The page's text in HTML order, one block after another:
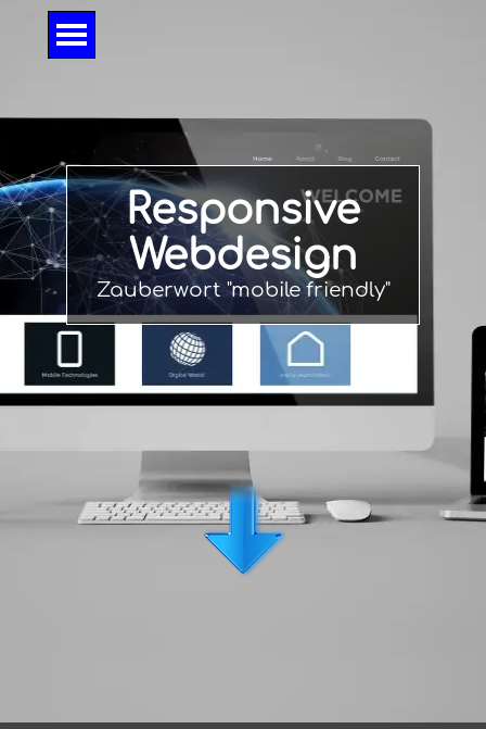
Direkt zum Seiteninhalt
Responsive
Webdesign
Zauberwort "mobile friendly"